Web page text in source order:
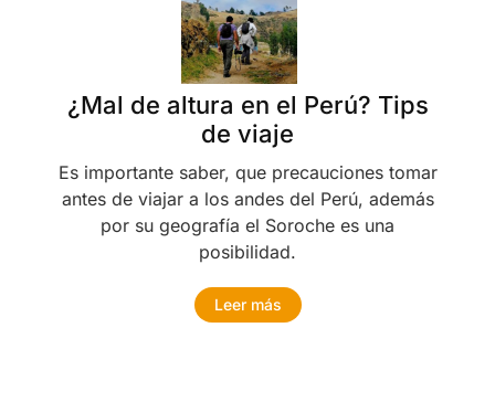
¿Mal de altura en el Perú? Tips
de viaje
Es importante saber, que precauciones tomar
antes de viajar a los andes del Perú, además
por su geografía el Soroche es una
posibilidad.
Leer más